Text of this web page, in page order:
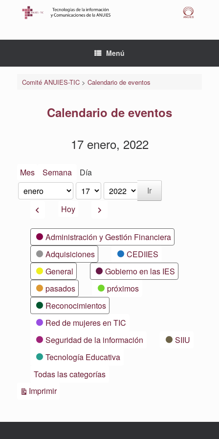
Menú
Comité ANUIES-TIC> Calendario de eventos
Calendario de eventos
17 enero, 2022
Mes Semana Día
Mes
Día
Año
AnteriorHoy Siguiente
CategoríasAdministración y Gestión Financiera
Adquisiciones
CEDIIES
General
Gobierno en las IES
pasados
próximos
Reconocimientos
Red de mujeres en TIC
Seguridad de la información
SIIU
Tecnología Educativa
Todas las categorías
ImprimirVistas